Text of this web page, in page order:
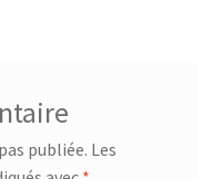
publiée. Les